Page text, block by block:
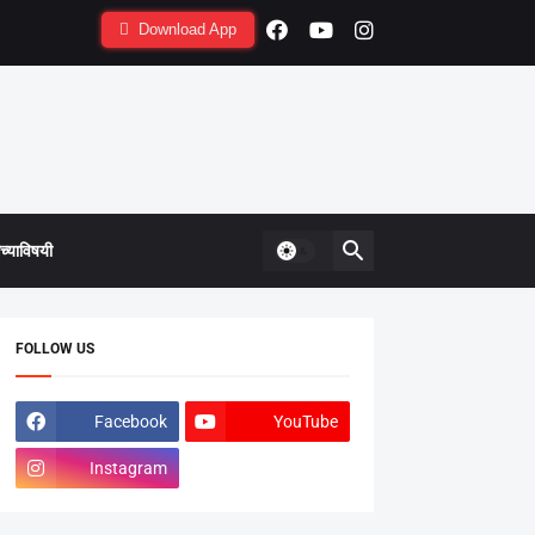
Download App
FOLLOW US
Facebook YouTube
Instagram